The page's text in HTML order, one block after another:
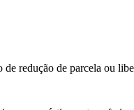
redução de parcela ou